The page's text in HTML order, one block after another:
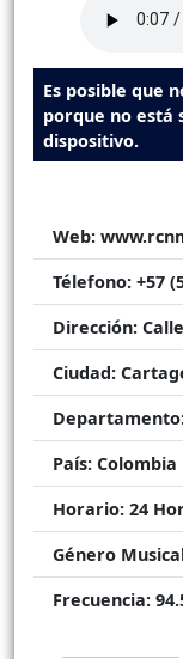
Es posible que
porque no está
dispositivo.
Web:
Télefono: +57
Dirección:
Ciudad:
País: Colombia
Horario: 24
Género
Frecuencia: